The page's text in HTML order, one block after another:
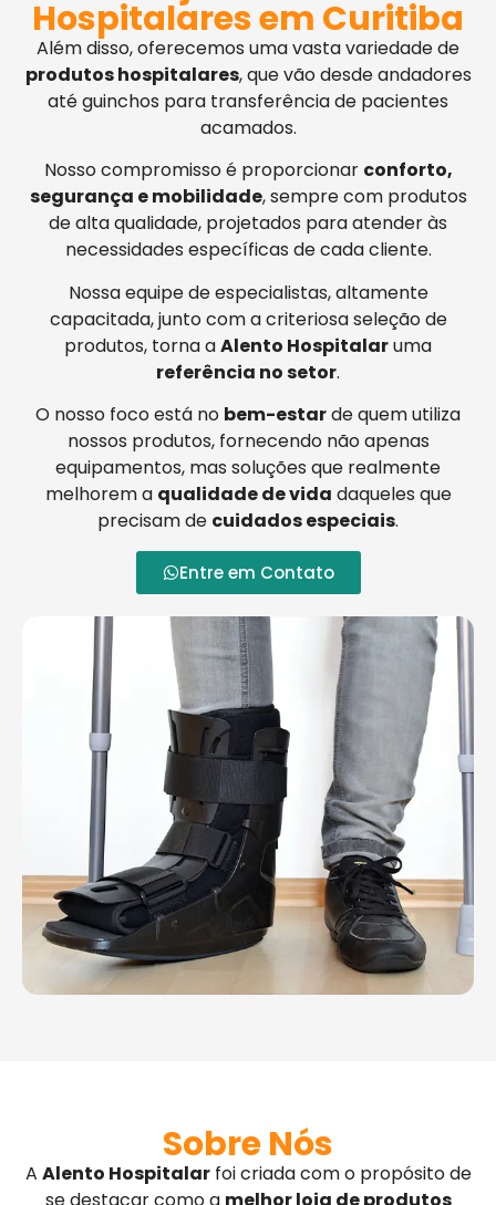
Hospitalares em Curitiba
Além disso, oferecemos uma vasta variedade de
produtos hospitalares, que vão desde andadores
até guinchos para transferência de pacientes
acamados.
Nosso compromisso é proporcionar conforto,
segurança e mobilidade, sempre com produtos
de alta qualidade, projetados para atender às
necessidades específicas de cada cliente.
Nossa equipe de especialistas, altamente
capacitada, junto com a criteriosa seleção de
produtos, torna aAlento Hospitalaruma
referência no setor.
O nosso foco está no bem-estarde quem utiliza
nossos produtos, fornecendo não apenas
equipamentos, mas soluções que realmente
melhorem a qualidade de vida daqueles que
precisam de cuidados especiais.
Entre em Contato
Sobre Nós
A Alento Hospitalarfoi criada com o propósito de